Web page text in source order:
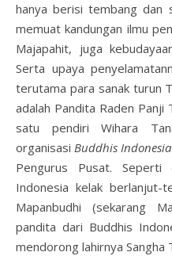
hanya berisi tembang dan
memuat kandungan ilmu
Majapahit, juga
Serta upaya
terutama para sanak turun
adalah Pandita Raden Panji
satu pendiri Wihara
organisasiBuddhis Indonesia
Pengurus Pusat. Seperti
Indonesia kelak berlanjut-
Mapanbudhi (sekarang
pandita dari Buddhis
mendorong lahirnya Sangha